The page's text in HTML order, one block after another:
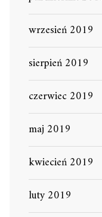
wrzesień 2019
sierpień 2019
czerwiec 2019
maj 2019
kwiecień 2019
luty 2019